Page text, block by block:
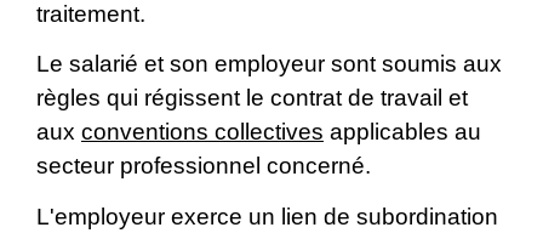
traitement.
Le salarié et son employeur sont soumis aux
règles qui régissent le contrat de travail et
aux conventions collectives applicables au
secteur professionnel concerné.
L'employeur exerce un lien de subordination